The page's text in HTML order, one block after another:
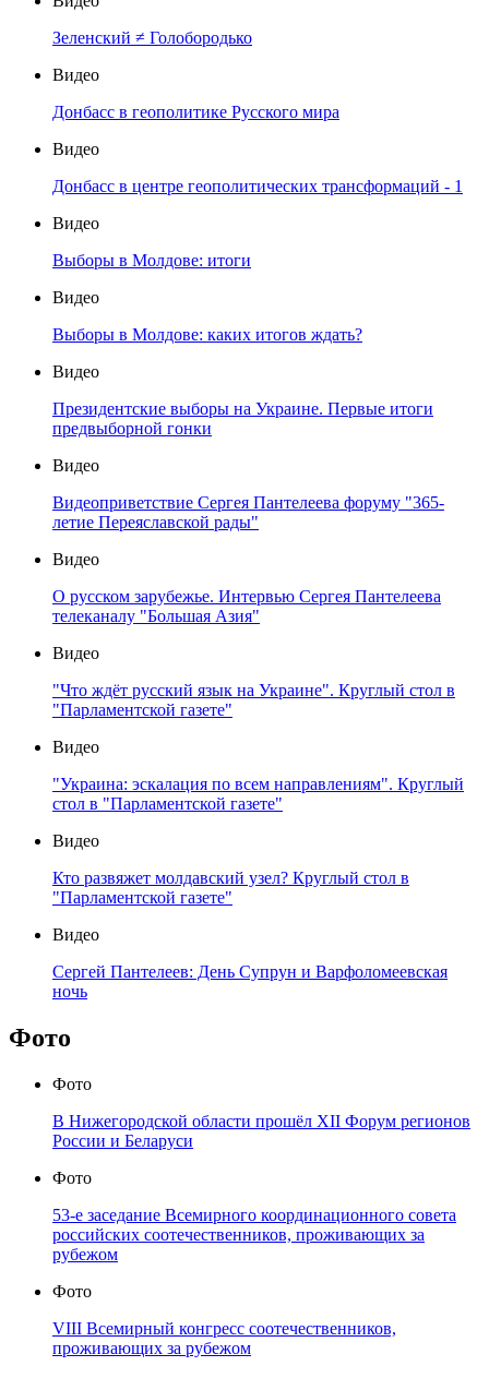
Зеленский ≠ Голобородько
Видео
Донбасс в геополитике Русского мира
Видео
Донбасс в центре геополитических трансформаций - 1
Видео
Выборы в Молдове: итоги
Видео
Выборы в Молдове: каких итогов ждать?
Видео
Президентские выборы на Украине. Первые итоги
предвыборной гонки
Видео
Видеоприветствие Сергея Пантелеева форуму "365-
летие Переяславской рады"
Видео
О русском зарубежье. Интервью Сергея Пантелеева
телеканалу "Большая Азия"
Видео
"Что ждёт русский язык на Украине". Круглый стол в
"Парламентской газете"
Видео
"Украина: эскалация по всем направлениям". Круглый
стол в "Парламентской газете"
Видео
Кто развяжет молдавский узел? Круглый стол в
"Парламентской газете"
Видео
Сергей Пантелеев: День Супрун и Варфоломеевская
ночь
Фото
Фото
В Нижегородской области прошёл XII Форум регионов
России и Беларуси
Фото
53-е заседание Всемирного координационного совета
российских соотечественников, проживающих за
рубежом
Фото
VIII Всемирный конгресс соотечественников,
проживающих за рубежом